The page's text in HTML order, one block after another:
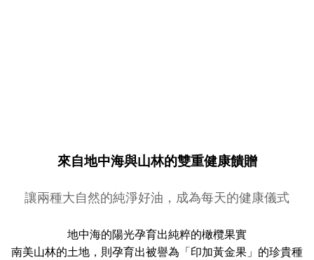
來自地中海與山林的雙重健康饋贈
讓兩種大自然的純淨好油，成為每天的健康儀式
地中海的陽光孕育出純粹的橄欖果實
南美山林的土地，則孕育出被譽為「印加黃金果」的珍貴種